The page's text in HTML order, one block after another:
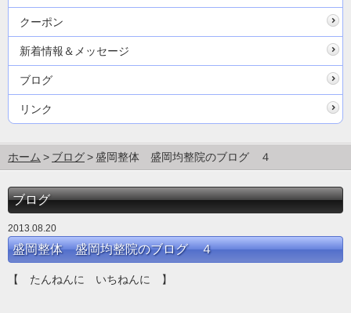
クーポン
新着情報＆メッセージ
ブログ
リンク
ホーム ブログ 盛岡整体 盛岡均整院のブログ ４
ブログ
2013.08.20
盛岡整体 盛岡均整院のブログ ４
【 たんねんに いちねんに 】